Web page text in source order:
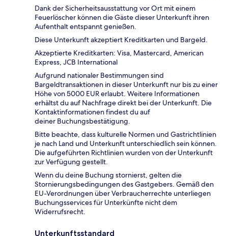
Dank der Sicherheitsausstattung vor Ort mit einem
Feuerlöscher können die Gäste dieser Unterkunft ihren
Aufenthalt entspannt genießen.
Diese Unterkunft akzeptiert Kreditkarten und Bargeld.
Akzeptierte Kreditkarten: Visa, Mastercard, American
Express, JCB International
Aufgrund nationaler Bestimmungen sind
Bargeldtransaktionen in dieser Unterkunft nur bis zu einer
Höhe von 5000 EUR erlaubt. Weitere Informationen
erhältst du auf Nachfrage direkt bei der Unterkunft. Die
Kontaktinformationen findest du auf
deiner Buchungsbestätigung.
Bitte beachte, dass kulturelle Normen und Gastrichtlinien
je nach Land und Unterkunft unterschiedlich sein können.
Die aufgeführten Richtlinien wurden von der Unterkunft
zur Verfügung gestellt.
Wenn du deine Buchung stornierst, gelten die
Stornierungsbedingungen des Gastgebers. Gemäß den
EU-Verordnungen über Verbraucherrechte unterliegen
Buchungsservices für Unterkünfte nicht dem
Widerrufsrecht.
Unterkunftsstandard